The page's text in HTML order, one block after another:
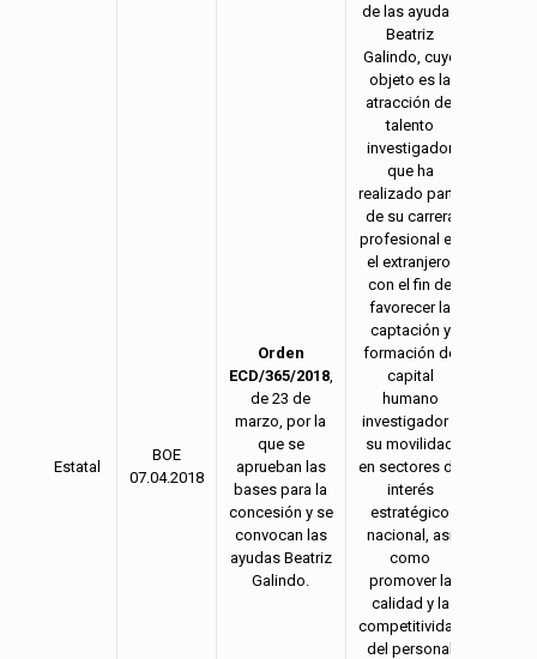
Estatal
BOE
07.04.2018
Orden
ECD/365/2018,
de 23 de
marzo, por la
que se
aprueban las
bases para la
concesión y se
convocan las
ayudas Beatriz
Galindo.
de las ayudas
Beatriz
Galindo, cuyo
objeto es la
atracción del
talento
investigador
que ha
realizado parte
de su carrera
profesional en
el extranjero,
con el fin de
favorecer la
captación y
formación de
capital
humano
investigador y
su movilidad
en sectores de
interés
estratégico
nacional, así
como
promover la
calidad y la
competitividad
del personal